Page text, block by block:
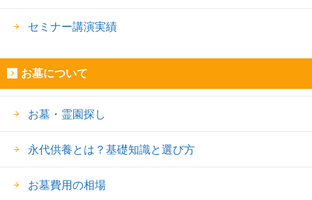
セミナー講演実績
お墓について
お墓・霊園探し
永代供養とは？基礎知識と選び方
お墓費用の相場